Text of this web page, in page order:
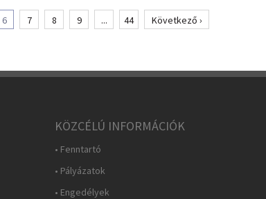
6 7 8 9 ... 44 Következő ›
KÖZCÉLÚ INFORMÁCIÓK
• Fenntartó
• Pályázatok
• Engedélyek